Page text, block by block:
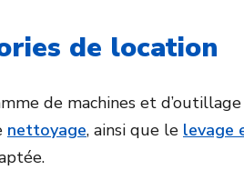
de location
de machines et
nettoyage, ainsi que le levage